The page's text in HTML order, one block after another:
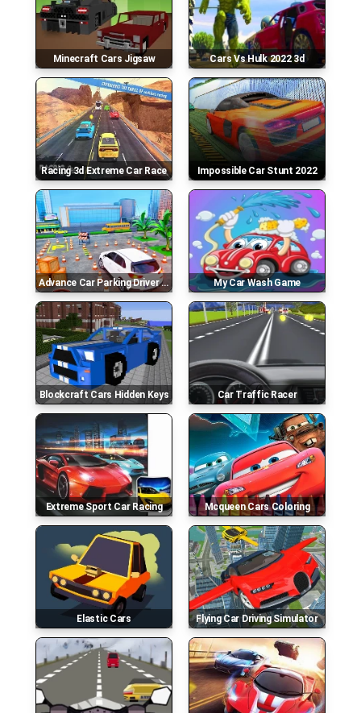
Minecraft Cars Jigsaw Cars Vs Hulk 2022 3d
Racing 3d Extreme Car Race Impossible Car Stunt 2022
Advance Car Parking Driver Simulator My Car Wash Game
Blockcraft Cars Hidden Keys Car Traffic Racer
Extreme Sport Car Racing Mcqueen Cars Coloring
Elastic Cars Flying Car Driving Simulator